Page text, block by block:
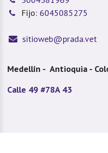
Fijo: 6045085275
sitioweb@prada.vet
Medellín - Antioquia -
Calle 49 #78A 43